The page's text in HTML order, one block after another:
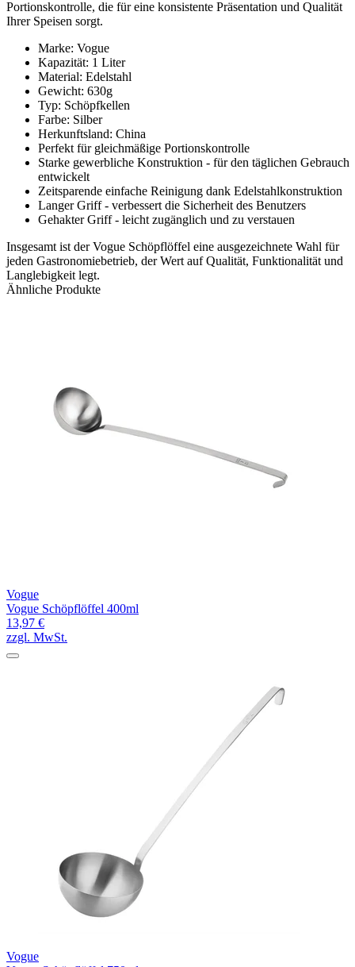
Portionskontrolle, die für eine konsistente Präsentation und Qualität
Ihrer Speisen sorgt.
Marke: Vogue
Kapazität: 1 Liter
Material: Edelstahl
Gewicht: 630g
Typ: Schöpfkellen
Farbe: Silber
Herkunftsland: China
Perfekt für gleichmäßige Portionskontrolle
Starke gewerbliche Konstruktion - für den täglichen Gebrauch
entwickelt
Zeitsparende einfache Reinigung dank Edelstahlkonstruktion
Langer Griff - verbessert die Sicherheit des Benutzers
Gehakter Griff - leicht zugänglich und zu verstauen
Insgesamt ist der Vogue Schöpflöffel eine ausgezeichnete Wahl für
jeden Gastronomiebetrieb, der Wert auf Qualität, Funktionalität und
Langlebigkeit legt.
Ähnliche Produkte
Vogue
Vogue Schöpflöffel 400ml
13,97 €
zzgl. MwSt.
Vogue